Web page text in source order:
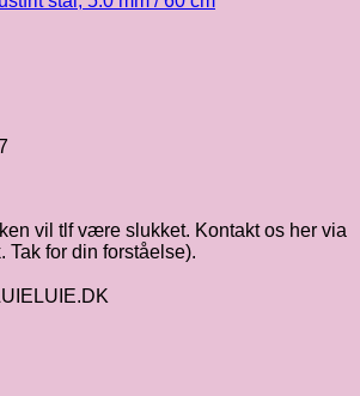
vil tlf være slukket. Kontakt os her via
Tak for din forståelse).